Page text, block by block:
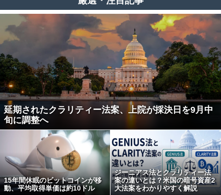
延期されたクラリティー法案、上院が採決日を9月中
旬に調整へ
15年間休眠のビットコインが移
動、平均取得単価は約10ドル
ジーニアス法とクラリティー法
案の違いとは？米国の暗号資産2
大法案をわかりやすく解説